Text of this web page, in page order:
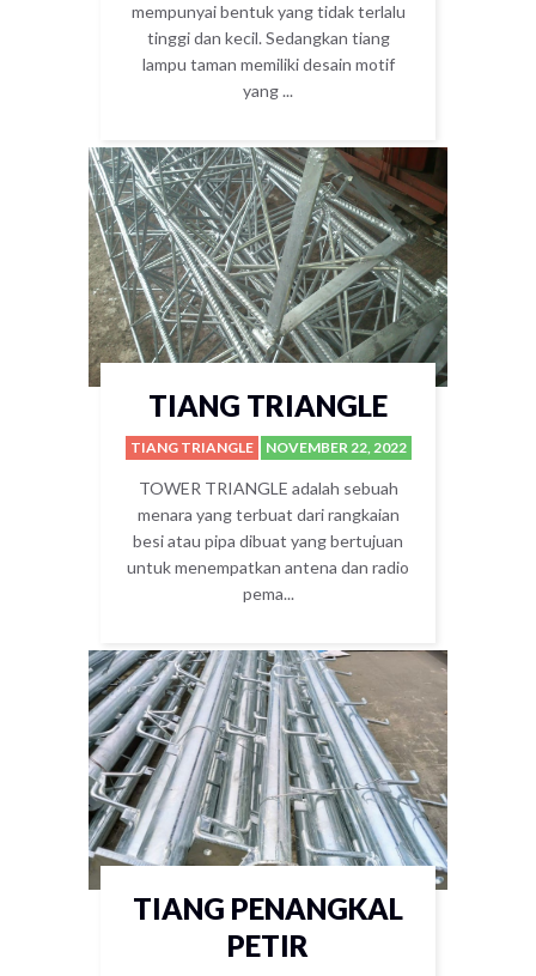
mempunyai bentuk yang tidak terlalu
tinggi dan kecil. Sedangkan tiang
lampu taman memiliki desain motif
yang ...
TIANG TRIANGLE
TIANG TRIANGLE NOVEMBER 22, 2022
TOWER TRIANGLE adalah sebuah
menara yang terbuat dari rangkaian
besi atau pipa dibuat yang bertujuan
untuk menempatkan antena dan radio
pema...
TIANG PENANGKAL
PETIR